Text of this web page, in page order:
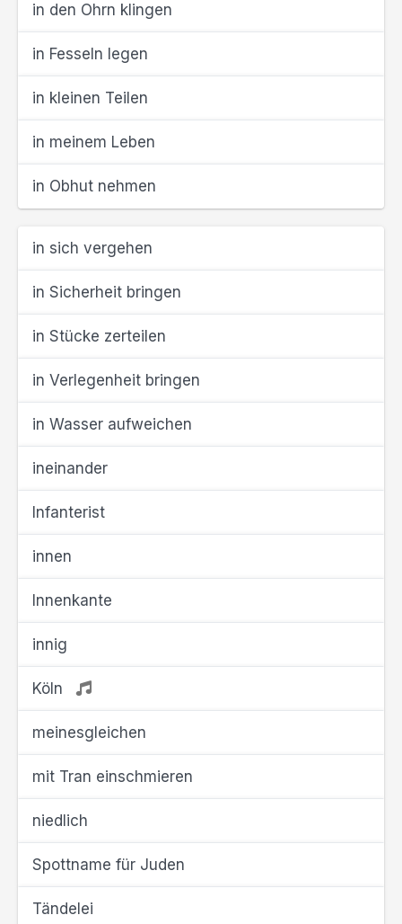
in den Ohrn klingen
in Fesseln legen
in kleinen Teilen
in meinem Leben
in Obhut nehmen
in sich vergehen
in Sicherheit bringen
in Stücke zerteilen
in Verlegenheit bringen
in Wasser aufweichen
ineinander
Infanterist
innen
Innenkante
innig
Köln
meinesgleichen
mit Tran einschmieren
niedlich
Spottname für Juden
Tändelei